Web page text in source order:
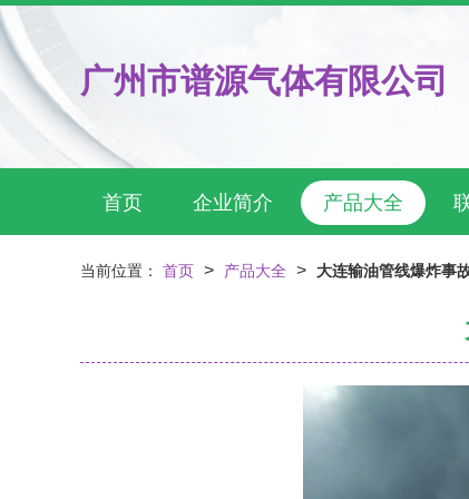
广州市谱源气体有限公司
首页 企业简介 产品大全
当前位置： 首页 > 产品大全 > 大连输油管线爆炸事